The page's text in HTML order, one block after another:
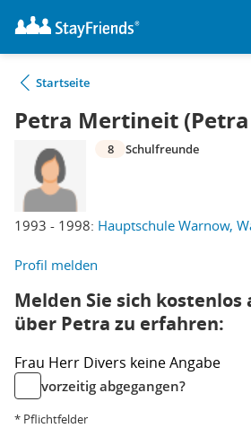
Startseite
Petra Mertineit
1993 - 1998: Hauptschule Warnow,
8 Schulfreunde
Profil melden
Melden Sie sich
über Petra zu erfahren:
Frau Herr Divers keine Angabe
vorzeitig abgegangen?
* Pflichtfelder